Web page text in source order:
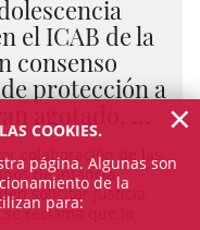
el ICAB de la
consenso
protección a
agotado, ...
colaboración de las
de Infancia
solicitar justicia
reclama que la
COOKIES.
página. Algunas son
de la
para:
×